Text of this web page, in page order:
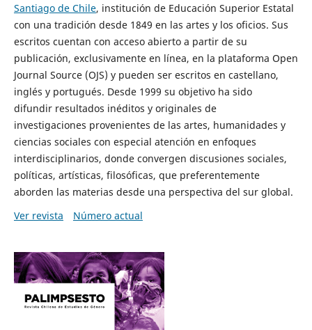
Santiago de Chile, institución de Educación Superior Estatal
con una tradición desde 1849 en las artes y los oficios. Sus
escritos cuentan con acceso abierto a partir de su
publicación, exclusivamente en línea, en la plataforma Open
Journal Source (OJS) y pueden ser escritos en castellano,
inglés y portugués. Desde 1999 su objetivo ha sido
difundir resultados inéditos y originales de
investigaciones provenientes de las artes, humanidades y
ciencias sociales con especial atención en enfoques
interdisciplinarios, donde convergen discusiones sociales,
políticas, artísticas, filosóficas, que preferentemente
aborden las materias desde una perspectiva del sur global.
Ver revista
Número actual